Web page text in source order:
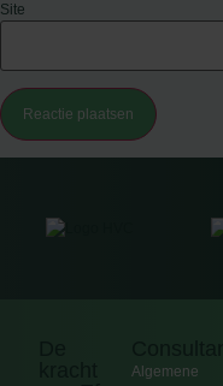
Site
Algemene